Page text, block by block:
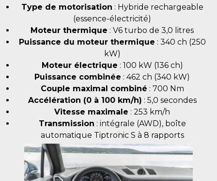
Type de motorisation : Hybride rechargeable
(essence-électricité)
Moteur thermique : V6 turbo de 3,0 litres
Puissance du moteur thermique : 340 ch (250
kW)
Moteur électrique : 100 kW (136 ch)
Puissance combinée : 462 ch (340 kW)
Couple maximal combiné : 700 Nm
Accélération (0 à 100 km/h) : 5,0 secondes
Vitesse maximale : 253 km/h
Transmission : intégrale (AWD), boîte
automatique Tiptronic S à 8 rapports